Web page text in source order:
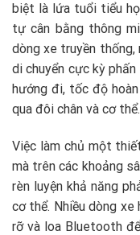
biệt là lứa tuổi tiểu
tự cân bằng thông
dòng xe truyền thống,
di chuyển cực kỳ
hướng đi, tốc độ
qua đôi chân và cơ thể.
Việc làm chủ một
mà trên các khoảng
rèn luyện khả năng
cơ thể. Nhiều dòng
rỡ và loa Bluetooth